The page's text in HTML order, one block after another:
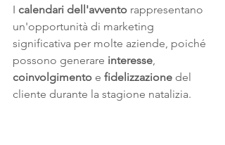
I calendari dell'avvento rappresentano
un'opportunità di marketing
significativa per molte aziende, poiché
possono generare interesse,
coinvolgimento e fidelizzazione del
cliente durante la stagione natalizia.